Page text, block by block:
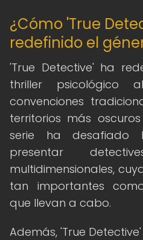
¿Cómo 'True
redefinido el
'True Detective' ha
thriller psicológico
convenciones
territorios más
serie ha desafiado
presentar
multidimensionales,
tan importantes
que llevan a cabo.
Además, 'True